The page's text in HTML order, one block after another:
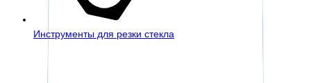
Инструменты для резки стекла